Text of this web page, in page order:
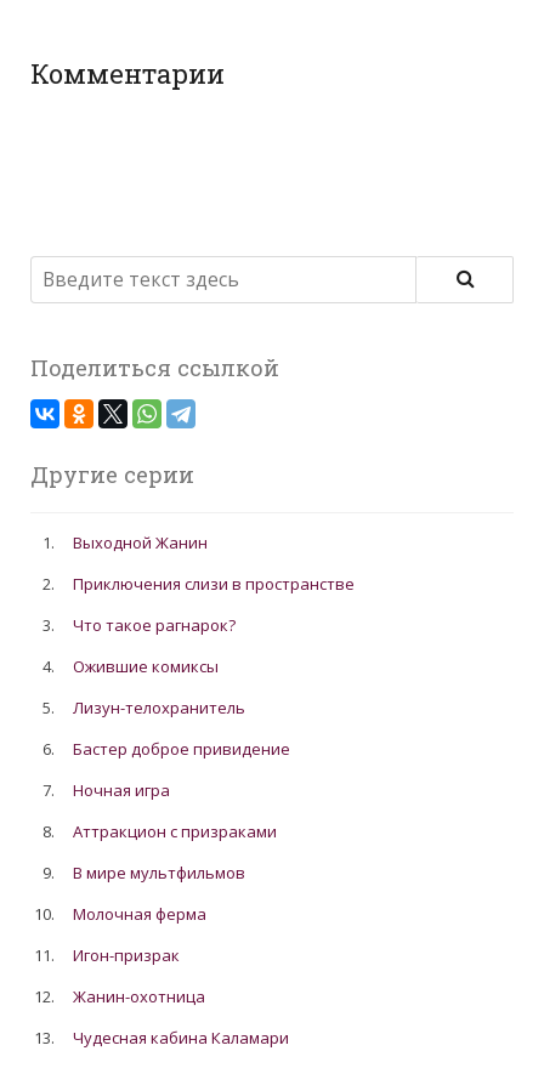
Комментарии
Поделиться ссылкой
Другие серии
1.
Выходной Жанин
2.
Приключения слизи в пространстве
3.
Что такое рагнарок?
4.
Ожившие комиксы
5.
Лизун-телохранитель
6.
Бастер доброе привидение
7.
Ночная игра
8.
Аттракцион с призраками
9.
В мире мультфильмов
10.
Молочная ферма
11.
Игон-призрак
12.
Жанин-охотница
13.
Чудесная кабина Каламари